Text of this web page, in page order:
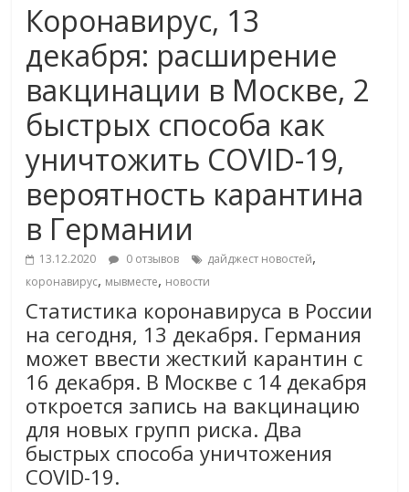
Коронавирус, 13
декабря: расширение
вакцинации в Москве, 2
быстрых способа как
уничтожить COVID-19,
вероятность карантина
в Германии
13.12.2020 0 отзывов дайджест новостей,
коронавирус, мывместе, новости
Статистика коронавируса в России
на сегодня, 13 декабря. Германия
может ввести жесткий карантин с
16 декабря. В Москве с 14 декабря
откроется запись на вакцинацию
для новых групп риска. Два
быстрых способа уничтожения
COVID-19.